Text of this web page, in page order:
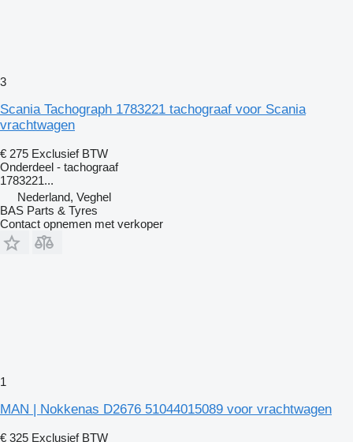
3
Scania Tachograph 1783221 tachograaf voor Scania
vrachtwagen
€ 275 Exclusief BTW
Onderdeel - tachograaf
1783221...
Nederland, Veghel
BAS Parts & Tyres
Contact opnemen met verkoper
1
MAN | Nokkenas D2676 51044015089 voor vrachtwagen
€ 325 Exclusief BTW